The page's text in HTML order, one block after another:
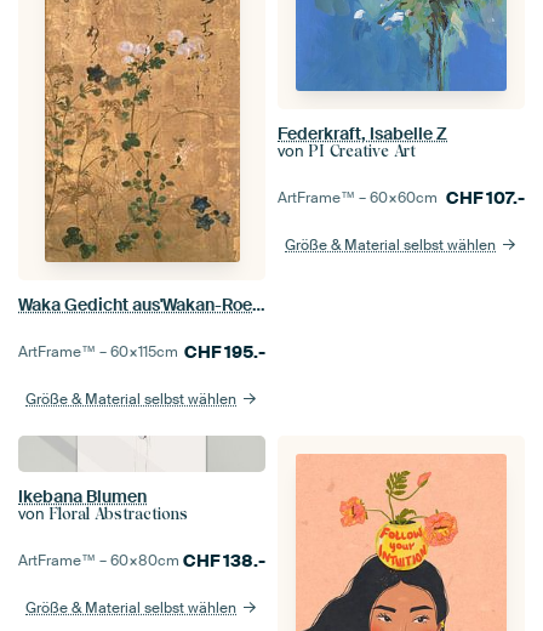
Waka Gedicht aus'Wakan-Roeishu, Tawaraya Sōtatsu
ArtFrame™ –60×115cm CHF195.-
Größe & Material selbst wählen
Federkraft, Isabelle Z
von PI Creative Art
ArtFrame™ –60×60cm CHF107.-
Größe & Material selbst wählen
Ikebana Blumen
von Floral Abstractions
ArtFrame™ –60×80cm CHF138.-
Größe & Material selbst wählen